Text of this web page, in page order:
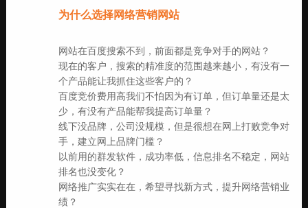
为什么选择网络营销网站
网站在百度搜索不到，前面都是竞争对手的网站？
现在的客户，搜索的精准度的范围越来越小，有没有一
个产品能让我抓住这些客户的？
百度竞价费用高我们不怕因为有订单，但订单量还是太
少，有没有产品能帮我提高订单量？
线下没品牌，公司没规模，但是很想在网上打败竞争对
手，建立网上品牌门槛？
以前用的群发软件，成功率低，信息排名不稳定，网站
排名也没变化？
网络推广实实在在，希望寻找新方式，提升网络营销业
绩？